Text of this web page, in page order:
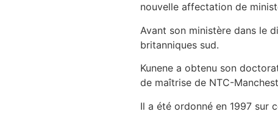
nouvelle affectation de
Avant son ministère dans le
britanniques sud.
Kunene a obtenu son
de maîtrise de NTC-
Il a été ordonné en 1997 sur